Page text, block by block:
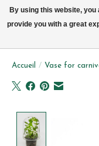
Accueil / Vase for
By using this website,
provide you with a great